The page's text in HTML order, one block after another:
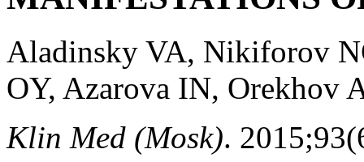
Aladinsky VA, Nikiforov
OY, Azarova IN, Orekhov
Klin Med (Mosk).